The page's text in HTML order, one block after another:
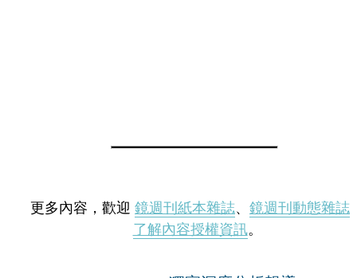
更多內容，歡迎 鏡週刊紙本雜誌、 鏡週刊動態雜誌
了解內容授權資訊。